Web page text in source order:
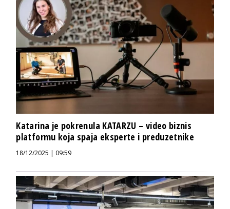
Katarina je pokrenula KATARZU – video biznis
platformu koja spaja eksperte i preduzetnike
18/12/2025 | 09:59